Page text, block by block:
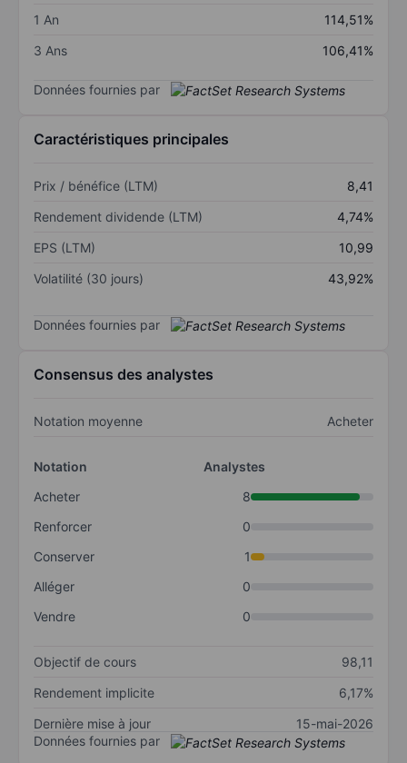
1 An
114,51%
3 Ans
106,41%
Données fournies par
Caractéristiques principales
Prix / bénéfice (LTM)
8,41
Rendement dividende (LTM)
4,74%
EPS (LTM)
10,99
Volatilité (30 jours)
43,92%
Données fournies par
Consensus des analystes
Notation moyenne Acheter
Notation
Analystes
Acheter
8
Renforcer
0
Conserver
1
Alléger
0
Vendre
0
Objectif de cours
98,11
Rendement implicite
6,17%
Dernière mise à jour
15-mai-2026
Données fournies par